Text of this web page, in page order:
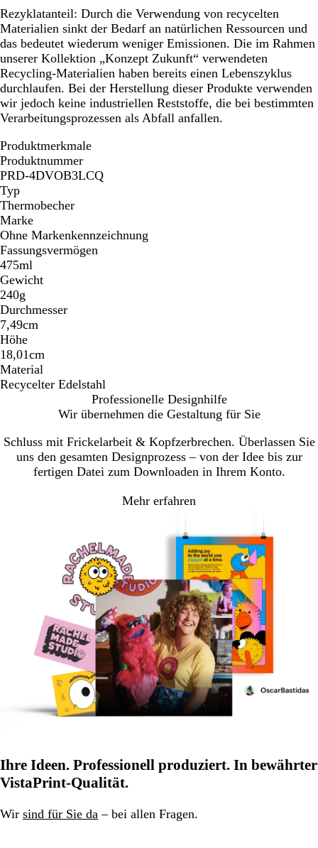
Rezyklatanteil: Durch die Verwendung von recycelten
Materialien sinkt der Bedarf an natürlichen Ressourcen und
das bedeutet wiederum weniger Emissionen. Die im Rahmen
unserer Kollektion „Konzept Zukunft“ verwendeten
Recycling-Materialien haben bereits einen Lebenszyklus
durchlaufen. Bei der Herstellung dieser Produkte verwenden
wir jedoch keine industriellen Reststoffe, die bei bestimmten
Verarbeitungsprozessen als Abfall anfallen.
Produktmerkmale
Produktnummer
PRD-4DVOB3LCQ
Typ
Thermobecher
Marke
Ohne Markenkennzeichnung
Fassungsvermögen
475ml
Gewicht
240g
Durchmesser
7,49cm
Höhe
18,01cm
Material
Recycelter Edelstahl
Professionelle Designhilfe
Wir übernehmen die Gestaltung für Sie
Schluss mit Frickelarbeit & Kopfzerbrechen. Überlassen Sie
uns den gesamten Designprozess – von der Idee bis zur
fertigen Datei zum Downloaden in Ihrem Konto.
Mehr erfahren
Ihre Ideen. Professionell produziert. In bewährter
VistaPrint-Qualität.
Wir sind für Sie da – bei allen Fragen.